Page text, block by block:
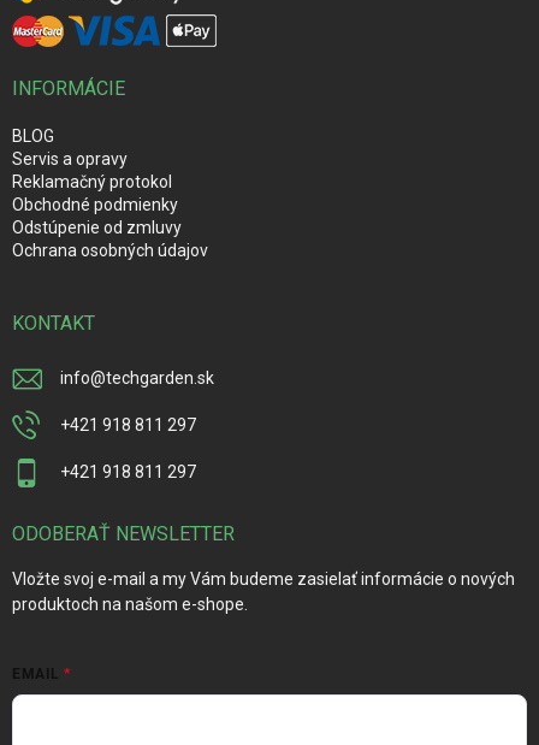
INFORMÁCIE
BLOG
Servis a opravy
Reklamačný protokol
Obchodné podmienky
Odstúpenie od zmluvy
Ochrana osobných údajov
KONTAKT
info@techgarden.sk
+421 918 811 297
+421 918 811 297
ODOBERAŤ NEWSLETTER
Vložte svoj e-mail a my Vám budeme zasielať informácie o nových
produktoch na našom e-shope.
EMAIL